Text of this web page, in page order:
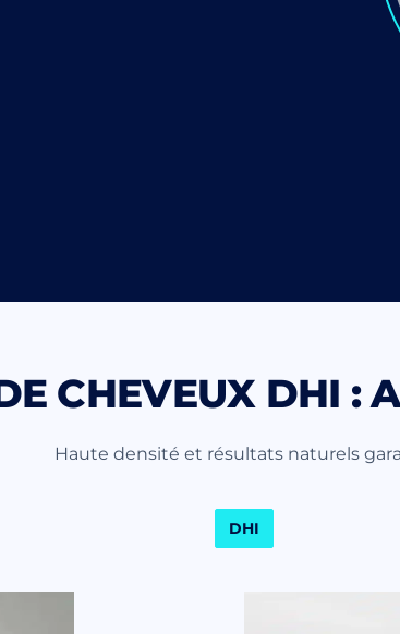
CHEVEUX DHI :
Haute densité et résultats naturels
DHI